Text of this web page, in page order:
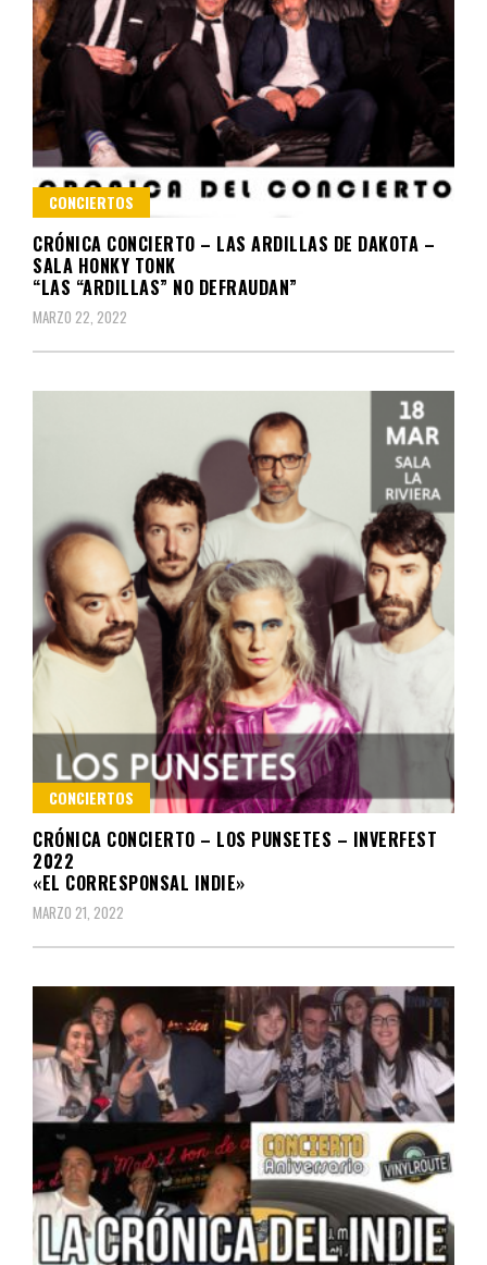
CONCIERTOS
CRÓNICA CONCIERTO – LAS ARDILLAS DE DAKOTA –
SALA HONKY TONK
“LAS “ARDILLAS” NO DEFRAUDAN”
MARZO 22, 2022
CONCIERTOS
CRÓNICA CONCIERTO – LOS PUNSETES – INVERFEST
2022
«EL CORRESPONSAL INDIE»
MARZO 21, 2022